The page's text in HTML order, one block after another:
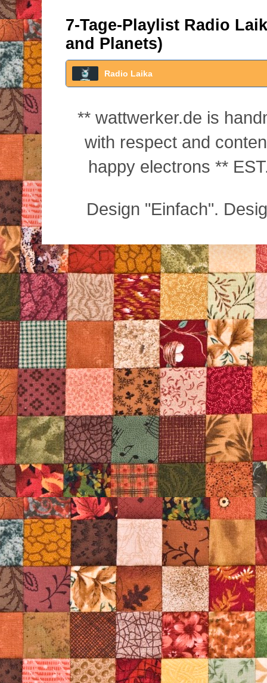
7-Tage-Playlist Radio
and Planets)
Radio Laika
** wattwerker.de is
with respect and
happy electrons **
Design "Einfach".